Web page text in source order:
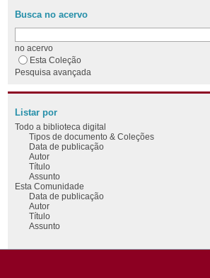
Busca no acervo
no acervo
Esta Coleção
Pesquisa avançada
Listar por
Todo a biblioteca digital
Tipos de documento & Coleções
Data de publicação
Autor
Título
Assunto
Esta Comunidade
Data de publicação
Autor
Título
Assunto